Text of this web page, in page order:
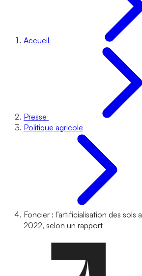
Accueil
Presse
Politique agricole
Foncier : l’artificialisation des sols
2022, selon un rapport